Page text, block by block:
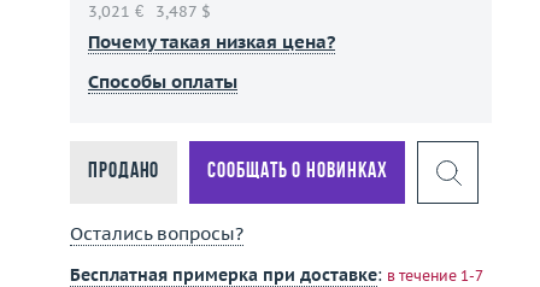
3,021 € 3,487 $
Почему такая низкая цена?
Способы оплаты
Продано Сообщать о новинках
Остались вопросы?
Бесплатная примерка при доставке: в течение 1-7